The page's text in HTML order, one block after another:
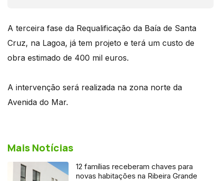
A terceira fase da Requalificação da Baía de Santa
Cruz, na Lagoa, já tem projeto e terá um custo de
obra estimado de 400 mil euros.
A intervenção será realizada na zona norte da
Avenida do Mar.
Mais Notícias
12 famílias receberam chaves para
novas habitações na Ribeira Grande